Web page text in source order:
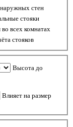
стен
стояки
всех комнатах
стояков
Высота до
Влияет на размер